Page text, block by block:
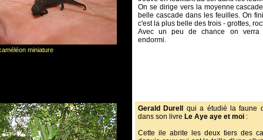
miniature
On se dirige vers la moyenne
belle cascade dans les feuilles. On
c'est la plus belle des trois - grottes,
Avec un peu de chance on verra
endormi.
Gerald Durell
qui a étudié la faune
dans son livre Le Aye aye et moi :
Cette ile abrite les deux tiers des